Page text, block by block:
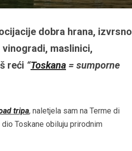
dobra hrana, izvrsno
maslinici,
reći “Toskana = sumporne
tripa, naletjela sam na Terme di
Toskane obiluju prirodnim